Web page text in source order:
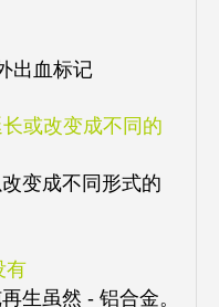
出血标记
或改变成不同的
变成不同形式的
有
生虽然 - 铝合金。